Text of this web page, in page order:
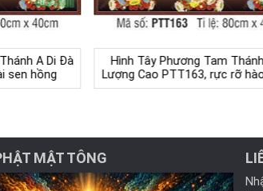
A Di Đà
sen hồng
Hình Tây Phương Tam
Lượng Cao PTT163, rực rỡ
MẬT TÔNG